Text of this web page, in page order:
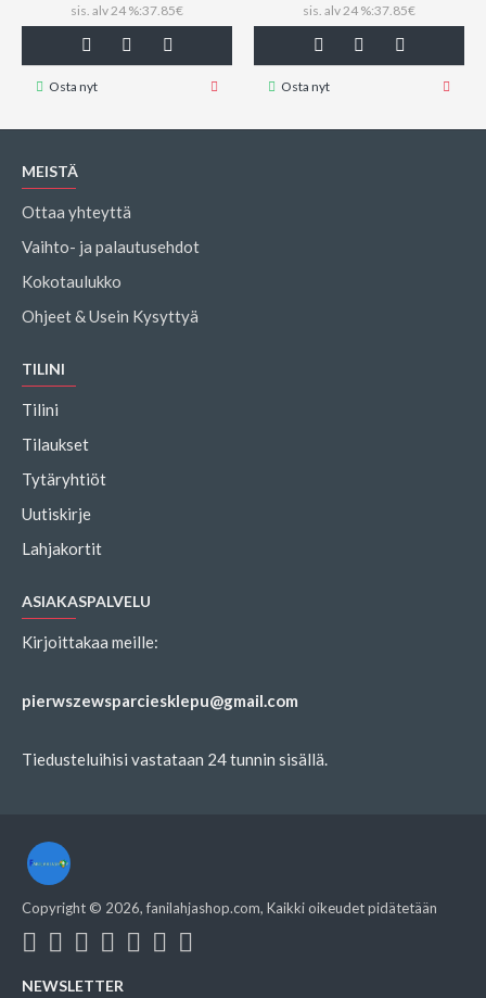
sis. alv 24 %:37.85€
Osta nyt
sis. alv 24 %:37.85€
Osta nyt
MEISTÄ
Ottaa yhteyttä
Vaihto- ja palautusehdot
Kokotaulukko
Ohjeet & Usein Kysyttyä
TILINI
Tilini
Tilaukset
Tytäryhtiöt
Uutiskirje
Lahjakortit
ASIAKASPALVELU
Kirjoittakaa meille:
pierwszewsparciesklepu@gmail.com
Tiedusteluihisi vastataan 24 tunnin sisällä.
Copyright © 2026, fanilahjashop.com, Kaikki oikeudet pidätetään
NEWSLETTER